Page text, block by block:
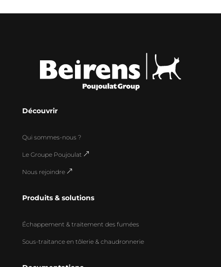
Découvrir
Qui sommes-nous ?
Le Groupe Poujoulat &
Nous rejoindre &
Produits & solutions
Échappement & traitement des fumées
Sous-traitance en tôlerie & chaudronnerie